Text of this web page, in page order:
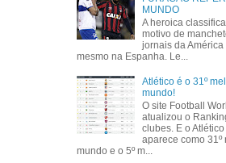
MUNDO
A heroica
motivo de
jornais da América
mesmo na Espanha. Le...
Atlético é o 31º
mundo!
O site Football
atualizou o
clubes. E o
aparece como 31º
mundo e o 5º m...